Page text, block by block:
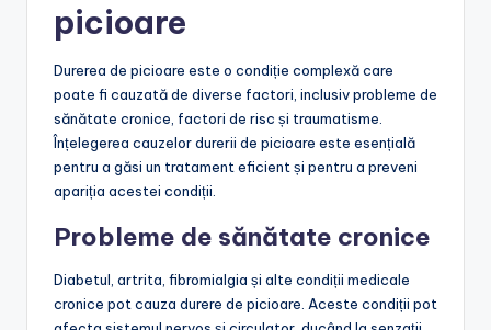
picioare
Durerea de picioare este o condiție complexă care
poate fi cauzată de diverse factori, inclusiv probleme de
sănătate cronice, factori de risc și traumatisme.
Înțelegerea cauzelor durerii de picioare este esențială
pentru a găsi un tratament eficient și pentru a preveni
apariția acestei condiții.
Probleme de sănătate cronice
Diabetul, artrita, fibromialgia și alte condiții medicale
cronice pot cauza durere de picioare. Aceste condiții pot